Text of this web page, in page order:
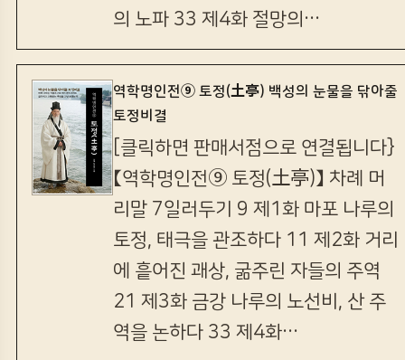
의 노파 33 제4화 절망의…
역학명인전⑨ 토정(土亭) 백성의 눈물을 닦아줄
토정비결
[클릭하면 판매서점으로 연결됩니다}
【역학명인전⑨ 토정(土亭)】 차례 머
리말 7일러두기 9 제1화 마포 나루의
토정, 태극을 관조하다 11 제2화 거리
에 흩어진 괘상, 굶주린 자들의 주역
21 제3화 금강 나루의 노선비, 산 주
역을 논하다 33 제4화…